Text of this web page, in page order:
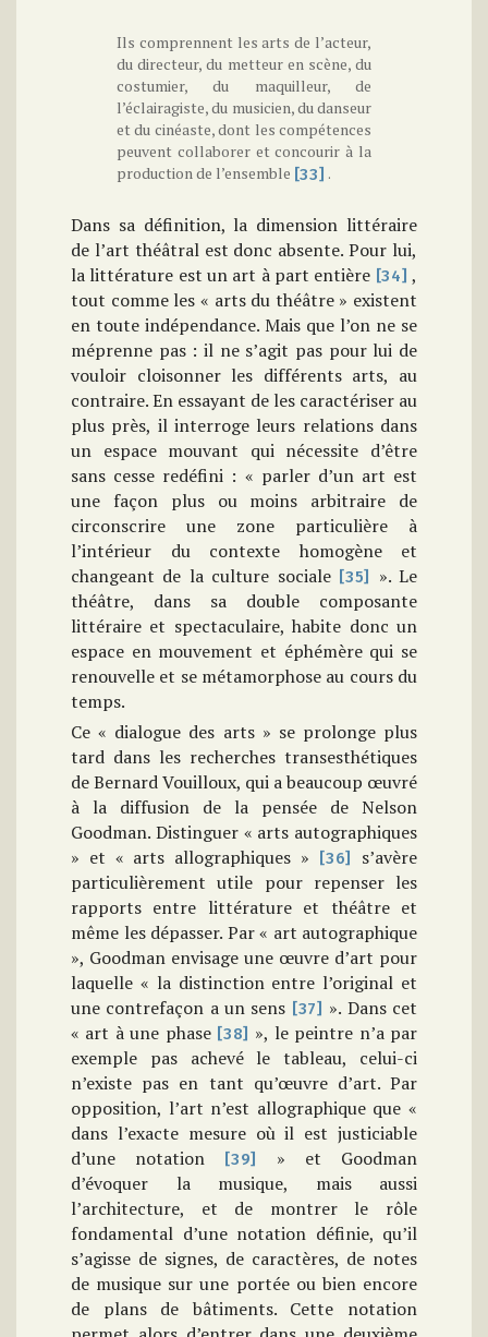
Ils comprennent les arts de l’acteur,
du directeur, du metteur en scène, du
costumier, du maquilleur, de
l’éclairagiste, du musicien, du danseur
et du cinéaste, dont les compétences
peuvent collaborer et concourir à la
production de l’ensemble [33] .
Dans sa définition, la dimension littéraire
de l’art théâtral est donc absente. Pour lui,
la littérature est un art à part entière [34] ,
tout comme les « arts du théâtre » existent
en toute indépendance. Mais que l’on ne se
méprenne pas : il ne s’agit pas pour lui de
vouloir cloisonner les différents arts, au
contraire. En essayant de les caractériser au
plus près, il interroge leurs relations dans
un espace mouvant qui nécessite d’être
sans cesse redéfini : « parler d’un art est
une façon plus ou moins arbitraire de
circonscrire une zone particulière à
l’intérieur du contexte homogène et
changeant de la culture sociale [35]
». Le
théâtre, dans sa double composante
littéraire et spectaculaire, habite donc un
espace en mouvement et éphémère qui se
renouvelle et se métamorphose au cours du
temps.
Ce « dialogue des arts » se prolonge plus
tard dans les recherches transesthétiques
de Bernard Vouilloux, qui a beaucoup œuvré
à la diffusion de la pensée de Nelson
Goodman. Distinguer « arts autographiques
» et « arts allographiques »
[36]
s’avère
particulièrement utile pour repenser les
rapports entre littérature et théâtre et
même les dépasser. Par « art autographique
», Goodman envisage une œuvre d’art pour
laquelle « la distinction entre l’original et
une contrefaçon a un sens [37] ». Dans cet
« art à une phase [38] », le peintre n’a par
exemple pas achevé le tableau, celui-ci
n’existe pas en tant qu’œuvre d’art. Par
opposition, l’art n’est allographique que «
dans l’exacte mesure où il est justiciable
d’une notation
[39]
» et Goodman
d’évoquer la musique, mais aussi
l’architecture, et de montrer le rôle
fondamental d’une notation définie, qu’il
s’agisse de signes, de caractères, de notes
de musique sur une portée ou bien encore
de plans de bâtiments. Cette notation